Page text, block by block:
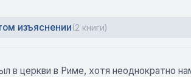
изъяснении(2 книги)
в церкви в Риме, хотя неоднократно